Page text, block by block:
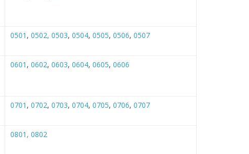
0501 , 0502, 0503, 0504, 0505, 0506, 0507
0601 , 0602, 0603, 0604, 0605, 0606
0701 , 0702, 0703, 0704, 0705, 0706, 0707
0801, 0802